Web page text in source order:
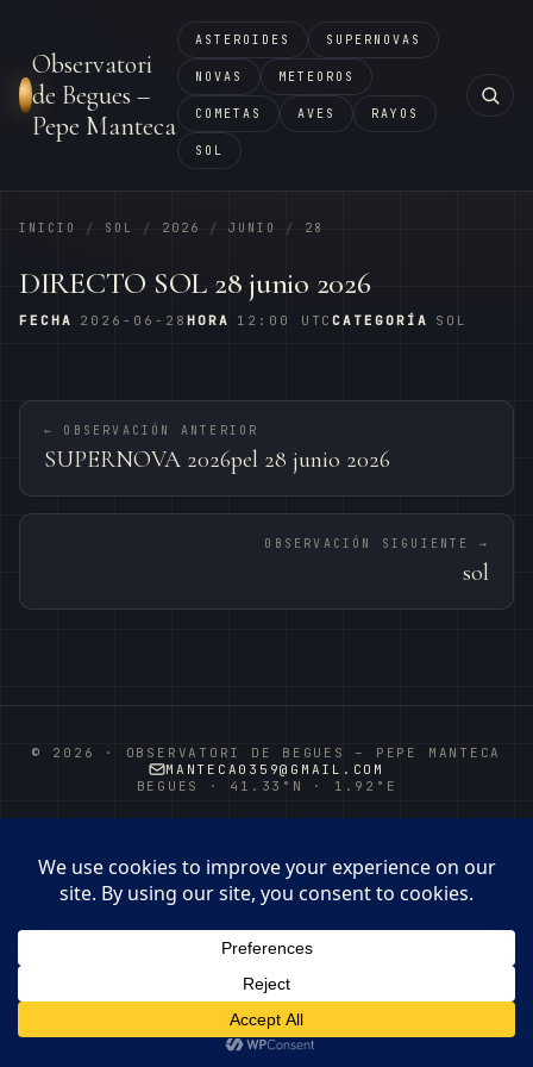
Observatori
de Begues –
Pepe Manteca
ASTEROIDES SUPERNOVAS
NOVAS METEOROS
COMETAS AVES RAYOS
SOL
INICIO / SOL / 2026 / JUNIO / 28
DIRECTO SOL 28 junio 2026
FECHA 2026-06-28 HORA 12:00 UTCCATEGORÍA SOL
← OBSERVACIÓN ANTERIOR
SUPERNOVA 2026pel 28 junio 2026
OBSERVACIÓN SIGUIENTE →
sol
© 2026 · OBSERVATORI DE BEGUES – PEPE MANTECA
MANTECA0359@GMAIL.COM
BEGUES · 41.33°N · 1.92°E